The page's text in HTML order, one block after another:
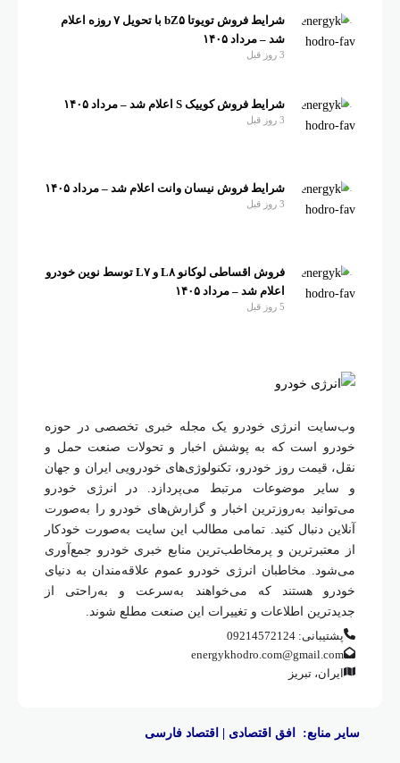
وب‌سایت انرژی خودرو یک مجله خبری تخصصی در حوزه
خودرو است که به پوشش اخبار و تحولات صنعت حمل و
نقل، قیمت روز خودرو، تکنولوژی‌های خودرویی ایران و جهان
و سایر موضوعات مرتبط می‌پردازد. در انرژی خودرو
می‌توانید به‌روزترین اخبار و گزارش‌های خودرو را به‌صورت
آنلاین دنبال کنید. تمامی مطالب این سایت به‌صورت خودکار
از معتبرترین و پرمخاطب‌ترین منابع خبری خودرو جمع‌آوری
می‌شود. مخاطبان انرژی خودرو عموم علاقه‌مندان به دنیای
خودرو هستند که می‌خواهند به‌سرعت و به‌راحتی از
جدیدترین اطلاعات و تغییرات این صنعت مطلع شوند.
پشتیبانی: 09214572124
energykhodro.com@gmail.com
ایران، تبریز
شرایط فروش تویوتا bZ۵ با تحویل ۷ روزه اعلام
شد – مرداد ۱۴۰۵
شرایط فروش کوییک S اعلام شد – مرداد ۱۴۰۵
شرایط فروش نیسان وانت اعلام شد – مرداد ۱۴۰۵
فروش اقساطی لوکانو L۸ و L۷ توسط نوین خودرو
اعلام شد – مرداد ۱۴۰۵
سایر منابع:افق اقتصادی|اقتصاد فارسی